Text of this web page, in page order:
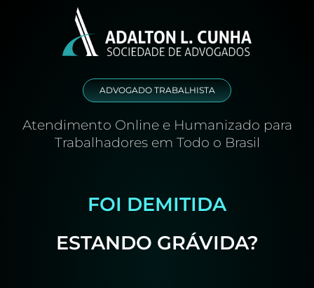
ADVOGADO TRABALHISTA
Atendimento Online e Humanizado para
Trabalhadores em Todo o Brasil
FOI DEMITIDA
ESTANDO GRÁVIDA?